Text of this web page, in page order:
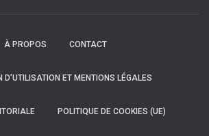
À PROPOS CONTACT
D’UTILISATION ET MENTIONS LÉGALES
POLITIQUE DE COOKIES (UE)